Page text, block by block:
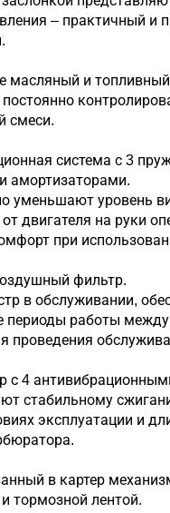
– практичный и
масляный и
смеси.
система с 3
амортизаторами.
уменьшают уровень
от двигателя на руки
при
фильтр.
в обслуживании,
периоды работы
проведения
с 4
стабильному
эксплуатации и
в картер
тормозной лентой.